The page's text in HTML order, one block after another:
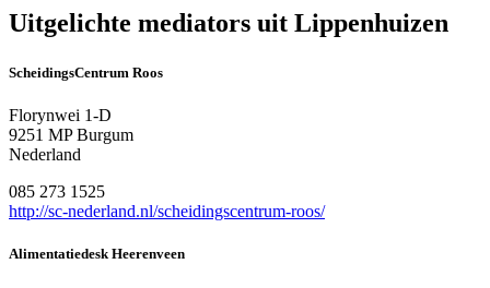
Uitgelichte mediators uit Lippenhuizen
ScheidingsCentrum Roos
Florynwei 1-D
9251 MP Burgum
Nederland
085 273 1525
http://sc-nederland.nl/scheidingscentrum-roos/
Alimentatiedesk Heerenveen